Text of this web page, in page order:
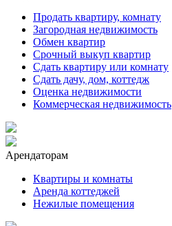
Продать квартиру, комнату
Загородная недвижимость
Обмен квартир
Срочный выкуп квартир
Сдать квартиру или комнату
Сдать дачу, дом, коттедж
Оценка недвижимости
Коммерческая недвижимость
Арендаторам
Квартиры и комнаты
Аренда коттеджей
Нежилые помещения